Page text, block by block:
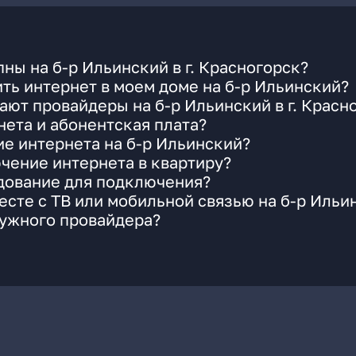
на б-р Ильинский в г. Красногорск?
интернет в моем доме на б-р Ильинский?
провайдеры на б-р Ильинский в г.
и абонентская плата?
интернета на б-р Ильинский?
интернета в квартиру?
для подключения?
с ТВ или мобильной связью на б-р
провайдера?